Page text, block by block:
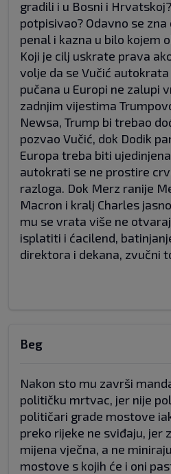
gradili i u Bosni i
potpisivao? Odavno se
penal i kazna u bilo kojem
Koji je cilj uskrate prava
volje da se Vučić
pučana u Europi ne zalupi
zadnjim vijestima
Newsa, Trump bi trebao
pozvao Vučić, dok Dodik
Europa treba biti
autokrati se ne prostire
razloga. Dok Merz ranije
Macron i kralj Charles
mu se vrata više ne
isplatiti i ćacilend,
direktora i dekana, zvučni
Beg
Nakon sto mu završi
političku mrtvac, jer nije
političari grade mostove
preko rijeke ne sviđaju, jer
mijena vječna, a ne
mostove s kojih će i oni